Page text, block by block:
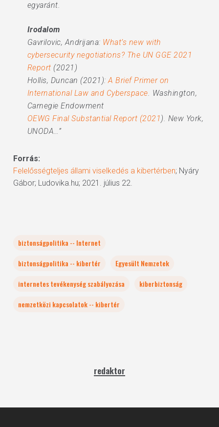
egyaránt.
Irodalom
Gavrilovic, Andrijana: What’s new with
cybersecurity negotiations? The UN GGE 2021
Report (2021)
Hollis, Duncan (2021):A Brief Primer on
International Law and Cyberspace. Washington,
Carnegie Endowment
OEWG Final Substantial Report (2021). New York,
UNODA…”
Forrás:
Felelősségteljes állami viselkedés a kibertérben; Nyáry
Gábor; Ludovika.hu; 2021. július 22.
biztonságpolitika -- Internet
biztonságpolitika -- kibertér
Egyesült Nemzetek
internetes tevékenység szabályozása
kiberbiztonság
nemzetközi kapcsolatok -- kibertér
redaktor